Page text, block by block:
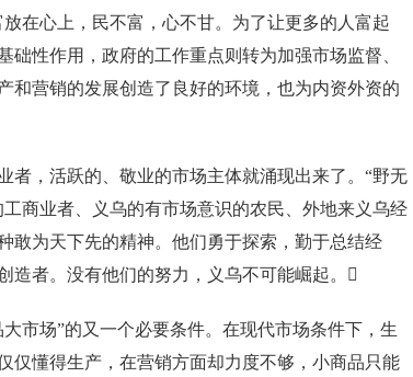
在心上，民不富，心不甘。为了让更多的人富起
性作用，政府的工作重点则转为加强市场监督、
和营销的发展创造了良好的环境，也为内资外资的
，活跃的、敬业的市场主体就涌现出来了。“野无
商业者、义乌的有市场意识的农民、外地来义乌经
敢为天下先的精神。他们勇于探索，勤于总结经
造者。没有他们的努力，义乌不可能崛起。
场”的又一个必要条件。在现代市场条件下，生
仅懂得生产，在营销方面却力度不够，小商品只能